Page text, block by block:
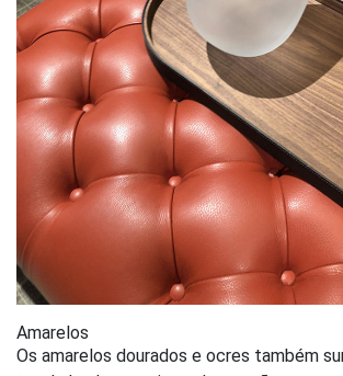
Amarelos
Os amarelos dourados e ocres também